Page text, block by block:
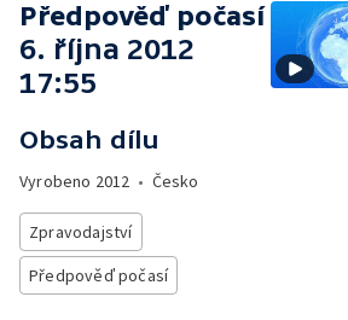
Předpověď počasí
6. října 2012
17:55
Obsah dílu
Vyrobeno 2012 • Česko
Zpravodajství
Předpověď počasí